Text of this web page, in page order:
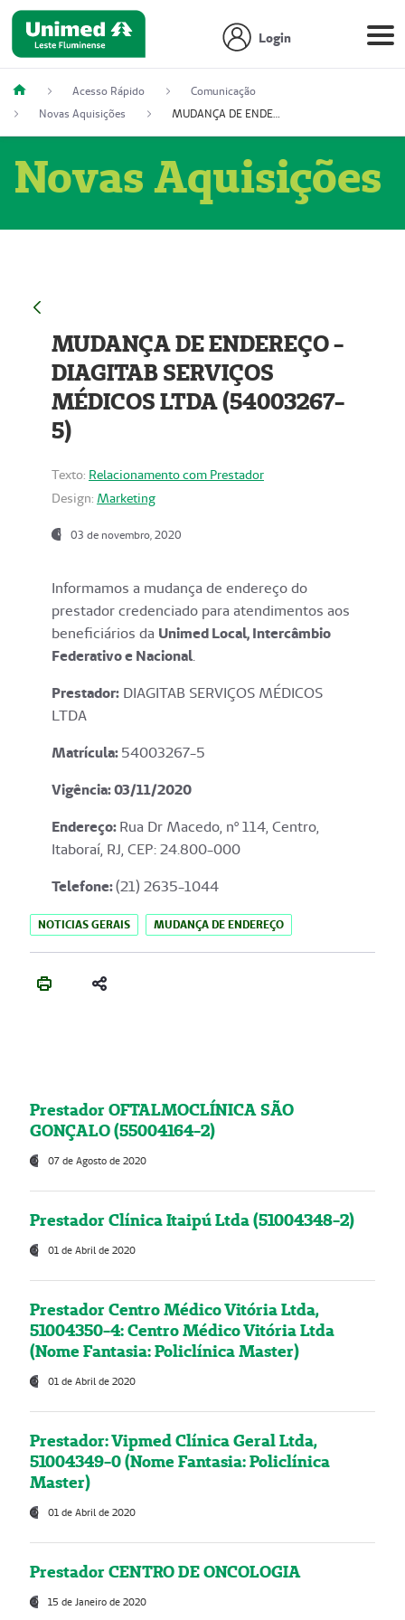
Login
Acesso Rápido
Comunicação
Novas Aquisições
MUDANÇA DE ENDEREÇO - DIAGITAB SERVIÇOS MÉDICOS LTDA (54003267-5)
Novas Aquisições
MUDANÇA DE ENDEREÇO -
DIAGITAB SERVIÇOS
MÉDICOS LTDA (54003267-
5)
Texto: Relacionamento com Prestador
Design: Marketing
03 de novembro, 2020
Informamos a mudança de endereço do
prestador credenciado para atendimentos aos
beneficiários da Unimed Local, Intercâmbio
Federativo e Nacional.
Prestador: DIAGITAB SERVIÇOS MÉDICOS
LTDA
Matrícula:54003267-5
Vigência: 03/11/2020
Endereço:Rua Dr Macedo, nº 114, Centro,
Itaboraí, RJ, CEP: 24.800-000
Telefone:(21) 2635-1044
NOTICIAS GERAIS MUDANÇA DE ENDEREÇO
Prestador OFTALMOCLÍNICA SÃO
GONÇALO (55004164-2)
07 de Agosto de 2020
Prestador Clínica Itaipú Ltda (51004348-2)
01 de Abril de 2020
Prestador Centro Médico Vitória Ltda,
51004350-4: Centro Médico Vitória Ltda
(Nome Fantasia: Policlínica Master)
01 de Abril de 2020
Prestador: Vipmed Clínica Geral Ltda,
51004349-0 (Nome Fantasia: Policlínica
Master)
01 de Abril de 2020
Prestador CENTRO DE ONCOLOGIA
15 de Janeiro de 2020